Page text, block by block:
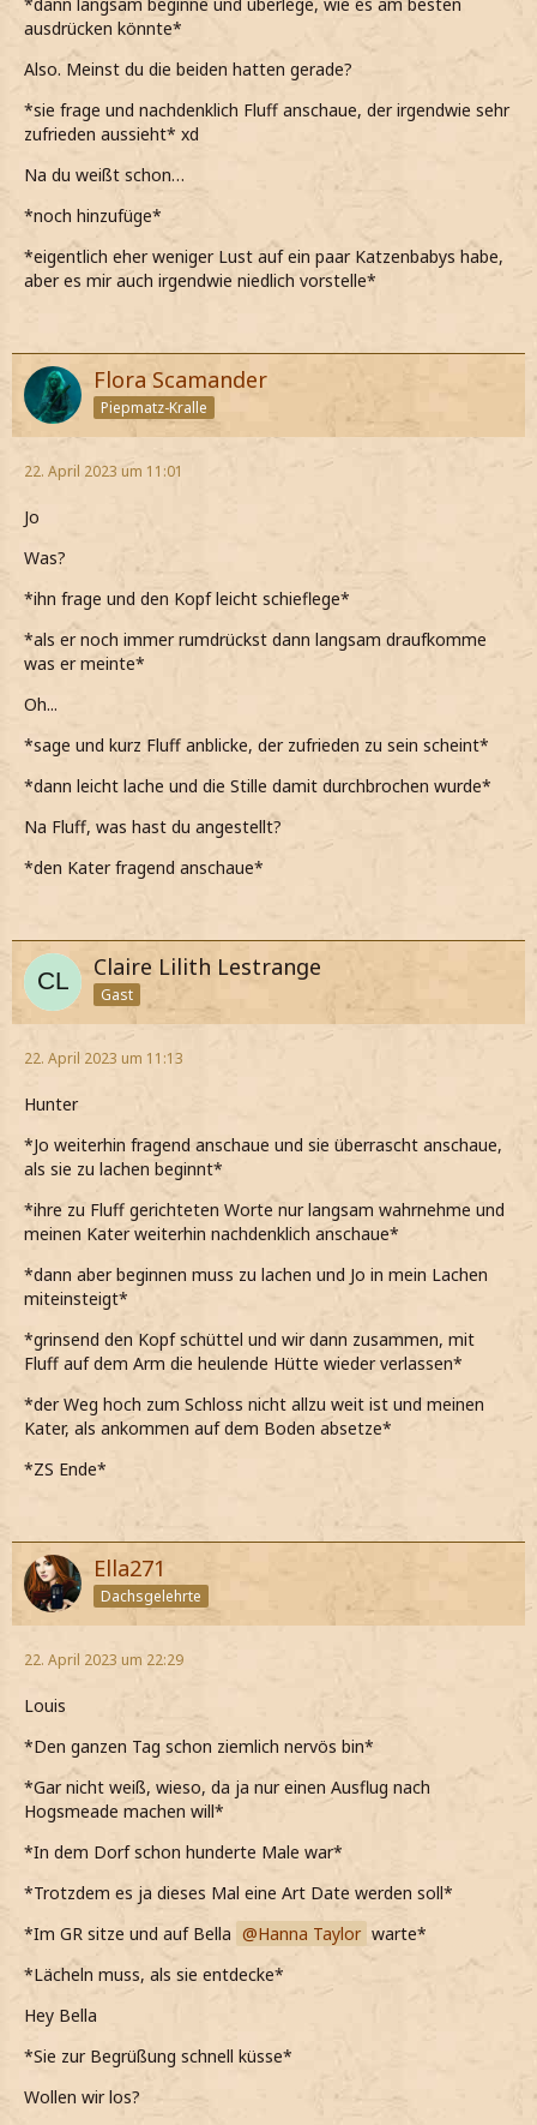
*wir dann durch den Eingang in den Gang kommen und
*wir in einem Raum ankommen wo uns umsehen*
*in einer Ecke plötzlich zwei Katzen ausfindig mache und
die eine davon definitiv Fluff ist*
*das schnurren der beiden Katzen bis hier hin höre und
schmunzelnd zu Hunter schaue*
*Hunter dann Fluff ruft und die andere Katze erschrocken
aufspringt und weg rennt*
*den Kopf schüttle als Hunter fragt ob die andere Katze
kenne*
Nein... Ich kenn sie nicht.
*meine*
*dann mit schiefem grinsen hinzufüge und Hunters Kater
kurz streichel*
*dann langsam beginne und überlege, wie es am besten
ausdrücken könnte*
Also. Meinst du die beiden hatten gerade?
*sie frage und nachdenklich Fluff anschaue, der irgendwie sehr
zufrieden aussieht* xd
Na du weißt schon…
*noch hinzufüge*
*eigentlich eher weniger Lust auf ein paar Katzenbabys habe,
aber es mir auch irgendwie niedlich vorstelle*
Flora Scamander
Piepmatz-Kralle
22. April 2023 um 11:01
Jo
Was?
*ihn frage und den Kopf leicht schieflege*
*als er noch immer rumdrückst dann langsam draufkomme
was er meinte*
Oh...
*sage und kurz Fluff anblicke, der zufrieden zu sein scheint*
*dann leicht lache und die Stille damit durchbrochen wurde*
Na Fluff, was hast du angestellt?
*den Kater fragend anschaue*
Claire Lilith Lestrange
Gast
22. April 2023 um 11:13
Hunter
*Jo weiterhin fragend anschaue und sie überrascht anschaue,
als sie zu lachen beginnt*
*ihre zu Fluff gerichteten Worte nur langsam wahrnehme und
meinen Kater weiterhin nachdenklich anschaue*
*dann aber beginnen muss zu lachen und Jo in mein Lachen
miteinsteigt*
*grinsend den Kopf schüttel und wir dann zusammen, mit
Fluff auf dem Arm die heulende Hütte wieder verlassen*
*der Weg hoch zum Schloss nicht allzu weit ist und meinen
Kater, als ankommen auf dem Boden absetze*
*ZS Ende*
Ella271
Dachsgelehrte
22. April 2023 um 22:29
Louis
*Den ganzen Tag schon ziemlich nervös bin*
*Gar nicht weiß, wieso, da ja nur einen Ausflug nach
Hogsmeade machen will*
*In dem Dorf schon hunderte Male war*
*Trotzdem es ja dieses Mal eine Art Date werden soll*
*Im GR sitze und auf Bella
Hanna Taylor warte*
*Lächeln muss, als sie entdecke*
Hey Bella
*Sie zur Begrüßung schnell küsse*
Wollen wir los?